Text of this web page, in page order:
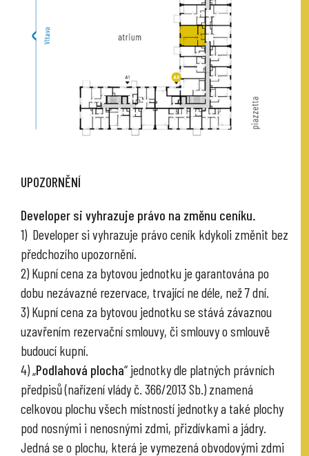
UPOZORNĚNÍ
Developer si vyhrazuje právo na změnu ceníku.
1) Developer si vyhrazuje právo ceník kdykoli změnit bez
předchozího upozornění.
2) Kupní cena za bytovou jednotku je garantována po
dobu nezávazné rezervace, trvající ne déle, než 7 dní.
3) Kupní cena za bytovou jednotku se stává závaznou
uzavřením rezervační smlouvy, či smlouvy o smlouvě
budoucí kupní.
4) „Podlahová plocha“ jednotky dle platných právních
předpisů (nařízení vlády č. 366/2013 Sb.) znamená
celkovou plochu všech místností jednotky a také plochy
pod nosnými i nenosnými zdmi, přizdívkami a jádry.
Jedná se o plochu, která je vymezená obvodovými zdmi